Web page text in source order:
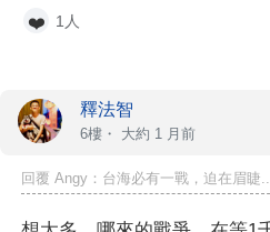
❤️ 1人
釋法智
6樓・ 大約 1 月前
回覆 Angy：台海必有一戰，迫在眉睫